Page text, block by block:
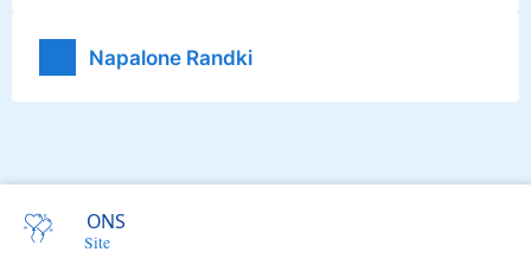
Napalone Randki